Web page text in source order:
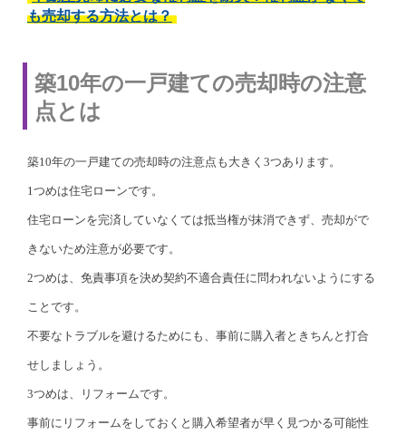
も売却する方法とは？
築10年の一戸建ての売却時の注意
点とは
築10年の一戸建ての売却時の注意点も大きく3つあります。
1つめは住宅ローンです。
住宅ローンを完済していなくては抵当権が抹消できず、売却がで
きないため注意が必要です。
2つめは、免責事項を決め契約不適合責任に問われないようにする
ことです。
不要なトラブルを避けるためにも、事前に購入者ときちんと打合
せしましょう。
3つめは、リフォームです。
事前にリフォームをしておくと購入希望者が早く見つかる可能性